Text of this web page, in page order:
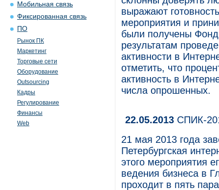
Мобильная связь
Фиксированная связь
ПО
Рынок ПК
Маркетинг
Торговые сети
Оборудование
Outsourcing
Кадры
Регулирование
Финансы
Web
выражают
мероприятия и
были получены
результатам
активности в
отметить, что
активность в
числа опрошенных.
22.05.2013 СПИК-
21 мая 2013 года
Петербургская
этого мероприятия
ведения бизнеса в
проходит в пять